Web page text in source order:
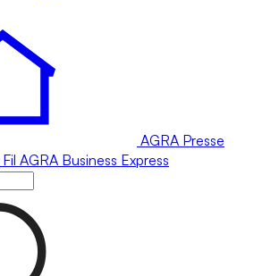
AGRA Presse
Fil AGRA Business Express